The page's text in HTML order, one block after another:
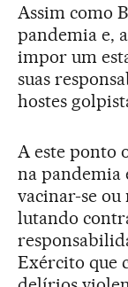
Assim como
pandemia e,
impor um
suas
hostes
A este ponto
na pandemia
vacinar-se ou
lutando
Exército que